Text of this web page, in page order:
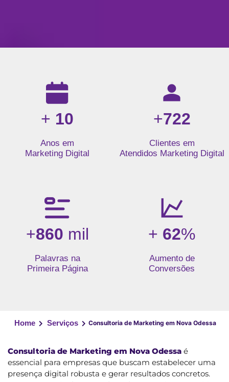
Resultados da nossa agência de marketing digital: mais
+ 10
Anos em
Marketing Digital
+722
Clientes em
Atendidos Marketing Digital
+860 mil
Palavras na
Primeira Página
+ 62%
Aumento de
Conversões
Home Serviços Consultoria de Marketing em Nova Odessa
Consultoria de Marketing em Nova Odessa é
essencial para empresas que buscam estabelecer uma
presença digital robusta e gerar resultados concretos.